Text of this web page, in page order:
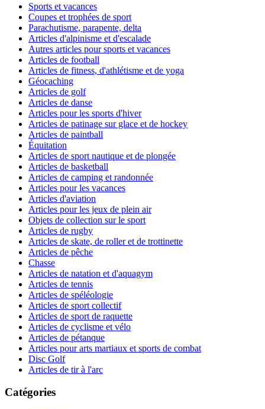
Sports et vacances
Coupes et trophées de sport
Parachutisme, parapente, delta
Articles d'alpinisme et d'escalade
Autres articles pour sports et vacances
Articles de football
Articles de fitness, d'athlétisme et de yoga
Géocaching
Articles de golf
Articles de danse
Articles pour les sports d'hiver
Articles de patinage sur glace et de hockey
Articles de paintball
Équitation
Articles de sport nautique et de plongée
Articles de basketball
Articles de camping et randonnée
Articles pour les vacances
Articles d'aviation
Articles pour les jeux de plein air
Objets de collection sur le sport
Articles de rugby
Articles de skate, de roller et de trottinette
Articles de pêche
Chasse
Articles de natation et d'aquagym
Articles de tennis
Articles de spéléologie
Articles de sport collectif
Articles de sport de raquette
Articles de cyclisme et vélo
Articles de pétanque
Articles pour arts martiaux et sports de combat
Disc Golf
Articles de tir à l'arc
Catégories